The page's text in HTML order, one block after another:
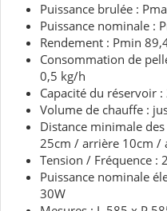
Puissance brulée :
Puissance nominale :
Rendement : Pmin
Consommation de
0,5 kg/h
Capacité du réservoir :
Volume de chauffe :
Distance minimale
25cm / arrière 10cm /
Tension / Fréquence :
Puissance nominale
30W